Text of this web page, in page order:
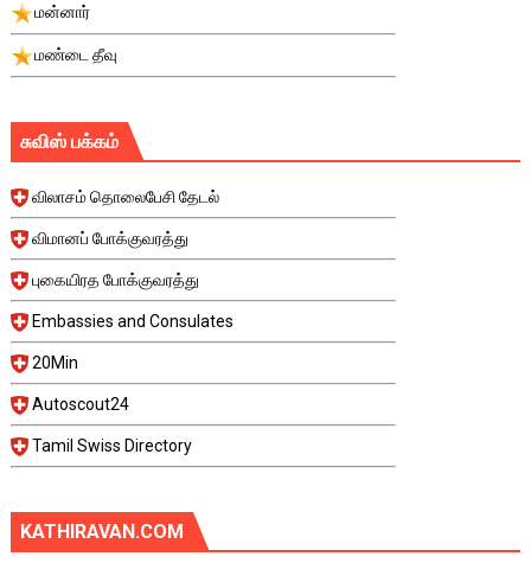
மன்னார்
மண்டை தீவு
சுவிஸ் பக்கம்
விலாசம் தொலைபேசி தேடல்
விமானப் போக்குவரத்து
புகையிரத போக்குவரத்து
Embassies and Consulates
20Min
Autoscout24
Tamil Swiss Directory
KATHIRAVAN.COM